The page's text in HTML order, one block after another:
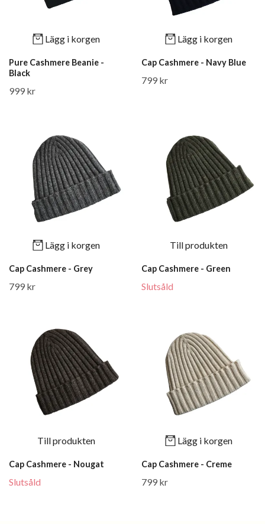
Lägg i korgen
Pure Cashmere Beanie -
Black
999 kr
Lägg i korgen
Cap Cashmere - Navy Blue
799 kr
Lägg i korgen
Cap Cashmere - Grey
799 kr
Till produkten
Cap Cashmere - Green
Slutsåld
Till produkten
Cap Cashmere - Nougat
Slutsåld
Lägg i korgen
Cap Cashmere - Creme
799 kr